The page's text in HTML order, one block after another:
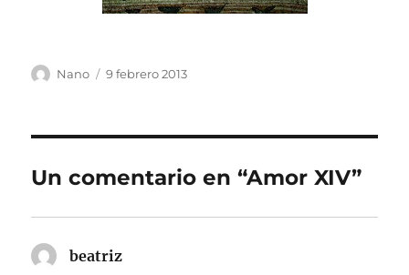
Autor
Nano
Publicado
9 febrero 2013
Un comentario en “Amor XIV”
beatriz